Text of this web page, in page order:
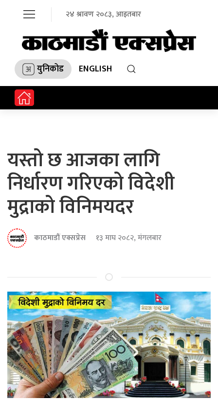
२४ श्रावण २०८३, आइतबार
युनिकोड ENGLISH
यस्तो छ आजका लागि
निर्धारण गरिएको विदेशी
मुद्राको विनिमयदर
काठमाडौं एक्सप्रेस १३ माघ २०८२, मंगलबार